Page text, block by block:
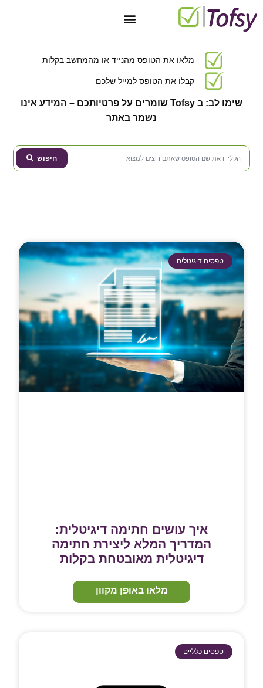
מלאו את הטופס מהנייד או מהמחשב בקלות
קבלו את הטופס למייל שלכם
שימו לב:
ב Tofsy שומרים על פרטיותכם – המידע אינו
נשמר באתר
חיפוש
טפסים דיגיטלים
איך עושים חתימה דיגיטלית:
המדריך המלא ליצירת חתימה
דיגיטלית מאובטחת בקלות
מלאו באופן מקוון
טפסים כלליים